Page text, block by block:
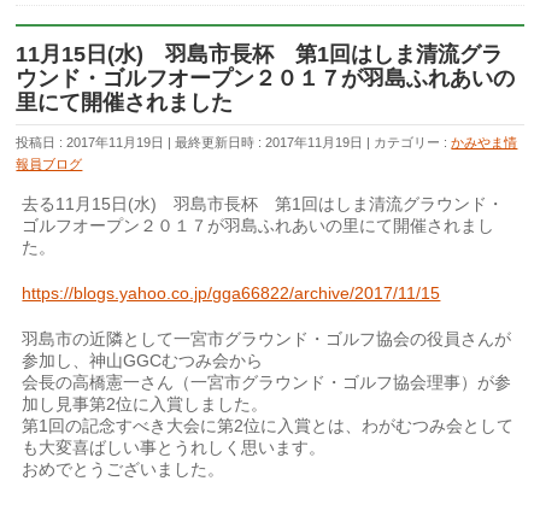
11月15日(水) 羽島市長杯 第1回はしま清流グラ
ウンド・ゴルフオープン２０１７が羽島ふれあいの
里にて開催されました
投稿日 : 2017年11月19日 最終更新日時 : 2017年11月19日 カテゴリー :かみやま情
報員ブログ
去る11月15日(水) 羽島市長杯 第1回はしま清流グラウンド・
ゴルフオープン２０１７が羽島ふれあいの里にて開催されまし
た。
https://blogs.yahoo.co.jp/gga66822/archive/2017/11/15
羽島市の近隣として一宮市グラウンド・ゴルフ協会の役員さんが
参加し、神山GGCむつみ会から
会長の高橋憲一さん（一宮市グラウンド・ゴルフ協会理事）が参
加し見事第2位に入賞しました。
第1回の記念すべき大会に第2位に入賞とは、わがむつみ会として
も大変喜ばしい事とうれしく思います。
おめでとうございました。